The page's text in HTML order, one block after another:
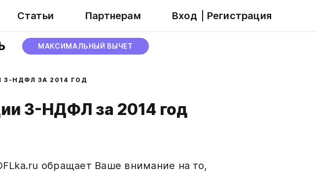
Статьи Партнерам Вход Регистрация
МАКСИМАЛЬНЫЙ ВЫЧЕТ
НДФЛ ЗА 2014 ГОД
3-НДФЛ за 2014 год
обращает Ваше внимание на то,